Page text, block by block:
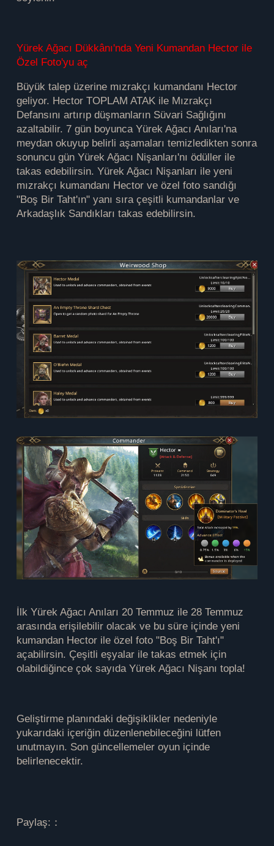
Yürek Ağacı Dükkânı'nda Yeni Kumandan Hector ile
Özel Foto'yu aç
Büyük talep üzerine mızrakçı kumandanı Hector
geliyor. Hector TOPLAM ATAK ile Mızrakçı
Defansını artırıp düşmanların Süvari Sağlığını
azaltabilir. 7 gün boyunca Yürek Ağacı Anıları'na
meydan okuyup belirli aşamaları temizledikten sonra
sonuncu gün Yürek Ağacı Nişanları'nı ödüller ile
takas edebilirsin. Yürek Ağacı Nişanları ile yeni
mızrakçı kumandanı Hector ve özel foto sandığı
"Boş Bir Taht'ın" yanı sıra çeşitli kumandanlar ve
Arkadaşlık Sandıkları takas edebilirsin.
İlk Yürek Ağacı Anıları 20 Temmuz ile 28 Temmuz
arasında erişilebilir olacak ve bu süre içinde yeni
kumandan Hector ile özel foto "Boş Bir Taht'ı"
açabilirsin. Çeşitli eşyalar ile takas etmek için
olabildiğince çok sayıda Yürek Ağacı Nişanı topla!
Geliştirme planındaki değişiklikler nedeniyle
yukarıdaki içeriğin düzenlenebileceğini lütfen
unutmayın. Son güncellemeler oyun içinde
belirlenecektir.
Paylaş:：